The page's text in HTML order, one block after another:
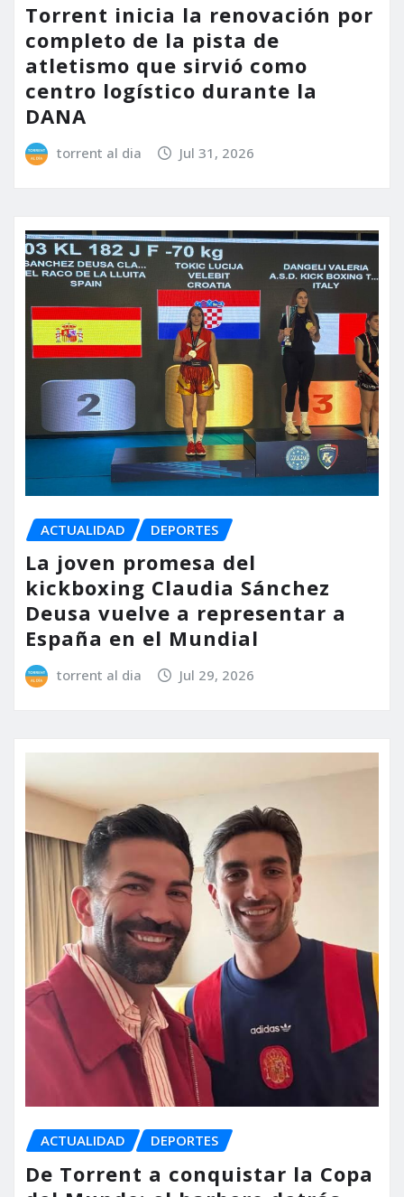
Torrent inicia la renovación por
completo de la pista de
atletismo que sirvió como
centro logístico durante la
DANA
torrent al dia Jul 31, 2026
ACTUALIDAD DEPORTES
La joven promesa del
kickboxing Claudia Sánchez
Deusa vuelve a representar a
España en el Mundial
torrent al dia Jul 29, 2026
ACTUALIDAD DEPORTES
De Torrent a conquistar la Copa